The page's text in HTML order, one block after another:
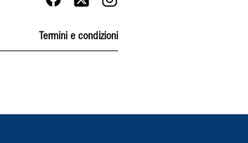
Termini e condizioni